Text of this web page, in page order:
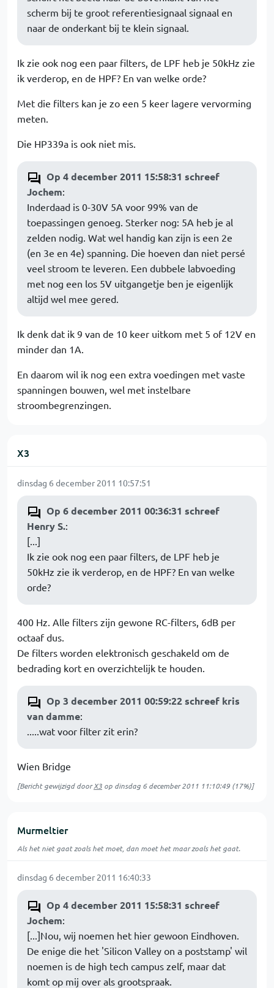
scherm bij te groot referentiesignaal signaal en
naar de onderkant bij te klein signaal.
Ik zie ook nog een paar filters, de LPF heb je 50kHz zie
ik verderop, en de HPF? En van welke orde?
Met die filters kan je zo een 5 keer lagere vervorming
meten.
Die HP339a is ook niet mis.
Op 4 december 2011 15:58:31 schreef
Jochem:
Inderdaad is 0-30V 5A voor 99% van de
toepassingen genoeg. Sterker nog: 5A heb je al
zelden nodig. Wat wel handig kan zijn is een 2e
(en 3e en 4e) spanning. Die hoeven dan niet persé
veel stroom te leveren. Een dubbele labvoeding
met nog een los 5V uitgangetje ben je eigenlijk
altijd wel mee gered.
Ik denk dat ik 9 van de 10 keer uitkom met 5 of 12V en
minder dan 1A.
En daarom wil ik nog een extra voedingen met vaste
spanningen bouwen, wel met instelbare
stroombegrenzingen.
X3
dinsdag 6 december 2011 10:57:51
Op 6 december 2011 00:36:31 schreef
Henry S.:
[...]
Ik zie ook nog een paar filters, de LPF heb je
50kHz zie ik verderop, en de HPF? En van welke
orde?
400 Hz. Alle filters zijn gewone RC-filters, 6dB per
octaaf dus.
De filters worden elektronisch geschakeld om de
bedrading kort en overzichtelijk te houden.
Op 3 december 2011 00:59:22 schreef kris
van damme:
.....wat voor filter zit erin?
Wien Bridge
[Bericht gewijzigd doorX3 op dinsdag 6 december 2011 11:10:49(17%)]
Murmeltier
Als het niet gaat zoals het moet, dan moet het maar zoals het gaat.
dinsdag 6 december 2011 16:40:33
Op 4 december 2011 15:58:31 schreef
Jochem:
[...]Nou, wij noemen het hier gewoon Eindhoven.
De enige die het 'Silicon Valley on a poststamp' wil
noemen is de high tech campus zelf, maar dat
komt op mij over als grootspraak.